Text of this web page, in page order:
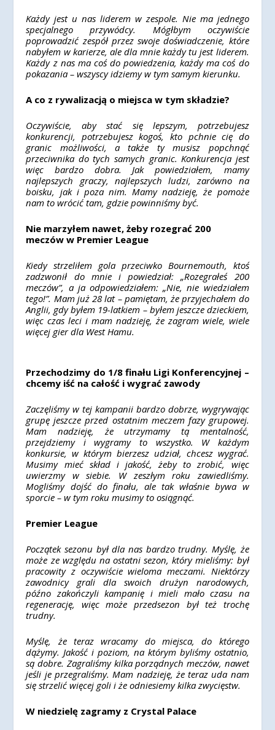
Każdy jest u nas liderem w zespole. Nie ma jednego
specjalnego przywódcy. Mógłbym oczywiście
poprowadzić zespół przez swoje doświadczenie, które
nabyłem w karierze, ale dla mnie każdy tu jest liderem.
Każdy z nas ma coś do powiedzenia, każdy ma coś do
pokazania – wszyscy idziemy w tym samym kierunku.
A co z rywalizacją o miejsca w tym składzie?
Oczywiście, aby stać się lepszym, potrzebujesz
konkurencji, potrzebujesz kogoś, kto pchnie cię do
granic możliwości, a także ty musisz popchnąć
przeciwnika do tych samych granic. Konkurencja jest
więc bardzo dobra. Jak powiedziałem, mamy
najlepszych graczy, najlepszych ludzi, zarówno na
boisku, jak i poza nim. Mamy nadzieję, że pomoże
nam to wrócić tam, gdzie powinniśmy być.
Nie marzyłem nawet, żeby rozegrać 200
meczów w Premier League
Kiedy strzeliłem gola przeciwko Bournemouth, ktoś
zadzwonił do mnie i powiedział: „Rozegrałeś 200
meczów”, a ja odpowiedziałem: „Nie, nie wiedziałem
tego!”. Mam już 28 lat – pamiętam, że przyjechałem do
Anglii, gdy byłem 19-latkiem – byłem jeszcze dzieckiem,
więc czas leci i mam nadzieję, że zagram wiele, wiele
więcej gier dla West Hamu.
Przechodzimy do 1/8 finału Ligi Konferencyjnej –
chcemy iść na całość i wygrać zawody
Zaczęliśmy w tej kampanii bardzo dobrze, wygrywając
grupę jeszcze przed ostatnim meczem fazy grupowej.
Mam nadzieję, że utrzymamy tą mentalność,
przejdziemy i wygramy to wszystko. W każdym
konkursie, w którym bierzesz udział, chcesz wygrać.
Musimy mieć skład i jakość, żeby to zrobić, więc
uwierzmy w siebie. W zeszłym roku zawiedliśmy.
Mogliśmy dojść do finału, ale tak właśnie bywa w
sporcie – w tym roku musimy to osiągnąć.
Premier League
Początek sezonu był dla nas bardzo trudny. Myślę, że
może ze względu na ostatni sezon, który mieliśmy: był
pracowity z oczywiście wieloma meczami. Niektórzy
zawodnicy grali dla swoich drużyn narodowych,
późno zakończyli kampanię i mieli mało czasu na
regenerację, więc może przedsezon był też trochę
trudny.
Myślę, że teraz wracamy do miejsca, do którego
dążymy. Jakość i poziom, na którym byliśmy ostatnio,
są dobre. Zagraliśmy kilka porządnych meczów, nawet
jeśli je przegraliśmy. Mam nadzieję, że teraz uda nam
się strzelić więcej goli i że odniesiemy kilka zwycięstw.
W niedzielę zagramy z Crystal Palace